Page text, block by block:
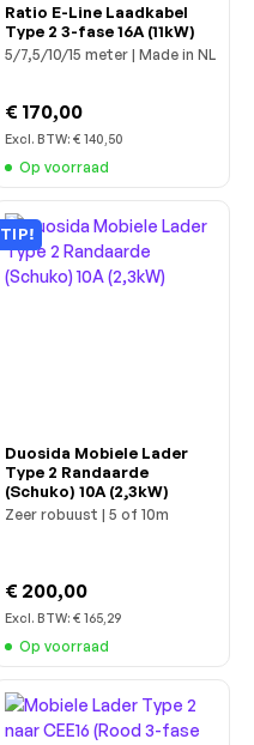
Ratio E-Line Laadkabel
Type 2 3-fase 16A (11kW)
5/7,5/10/15 meter | Made in NL
€ 170,00
Excl. BTW: € 140,50
Op voorraad
TIP!
Duosida Mobiele Lader
Type 2 Randaarde
(Schuko) 10A (2,3kW)
Zeer robuust | 5 of 10m
€ 200,00
Excl. BTW: € 165,29
Op voorraad